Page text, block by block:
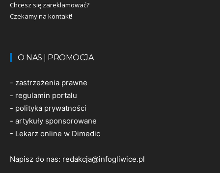
Chcesz się zareklamować?
Czekamy na kontakt!
O NAS | PROMOCJA
- zastrzeżenia prawne
- regulamin portalu
- polityka prywatności
- artykuły sponsorowane
- Lekarz online w Dimedic
Napisz do nas: redakcja@infogliwice.pl